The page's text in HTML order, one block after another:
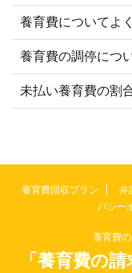
養育費についてよ
養育費の調停につ
未払い養育費の割
養育費回収プラン 弁
バシー
養育費
「養育費の